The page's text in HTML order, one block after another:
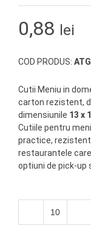
0,88 lei
COD PRODUS:
Cutii Meniu in
carton rezistent,
dimensiunile 13 x
Cutiile pentru
practice,
restaurantele
optiuni de pick-up
Cantitate